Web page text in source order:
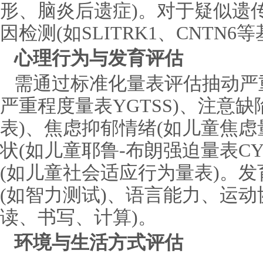
形、脑炎后遗症)。对于疑似遗
因检测(如SLITRK1、CNTN6
心理行为与发育评估
需通过标准化量表评估抽动
严重程度量表YGTSS)、注意缺
表)、焦虑抑郁情绪(如儿童焦
状(如儿童耶鲁-布朗强迫量表
(如儿童社会适应行为量表)。
(如智力测试)、语言能力、运
读、书写、计算)。
环境与生活方式评估